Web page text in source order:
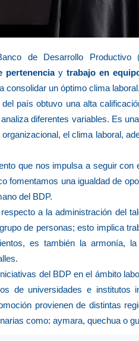
de Desarrollo Productivo
pertenenciay trabajo en
consolidar un óptimo clima laboral.
país obtuvo una alta
diferentes variables. Es
el clima laboral,
que nos impulsa a seguir
fomentamos una igualdad de
del BDP.
a la administración del
de personas; esto implica
es también la armonía,
del BDP en el ámbito
de universidades e
provienen de distintas
como: aymara, quechua o